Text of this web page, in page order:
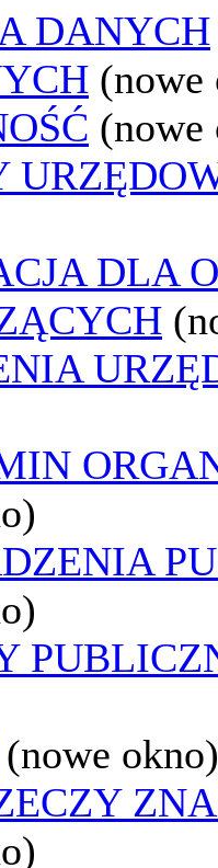
DANYCH
(nowe
(nowe
DLA
(nowe okno)